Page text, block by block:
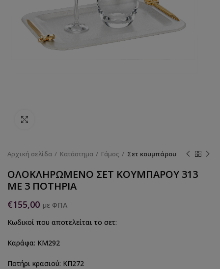
Αρχική σελίδα Κατάστημα Γάμος Σετ κουμπάρου
ΟΛΟΚΛΗΡΩΜΕΝΟ ΣΕΤ ΚΟΥΜΠΑΡΟΥ 313
ΜΕ 3 ΠΟΤΗΡΙΑ
€155,00 με ΦΠΑ
Κωδικοί που αποτελείται το σετ:
Καράφα: ΚΜ292
Ποτήρι κρασιού: ΚΠ272